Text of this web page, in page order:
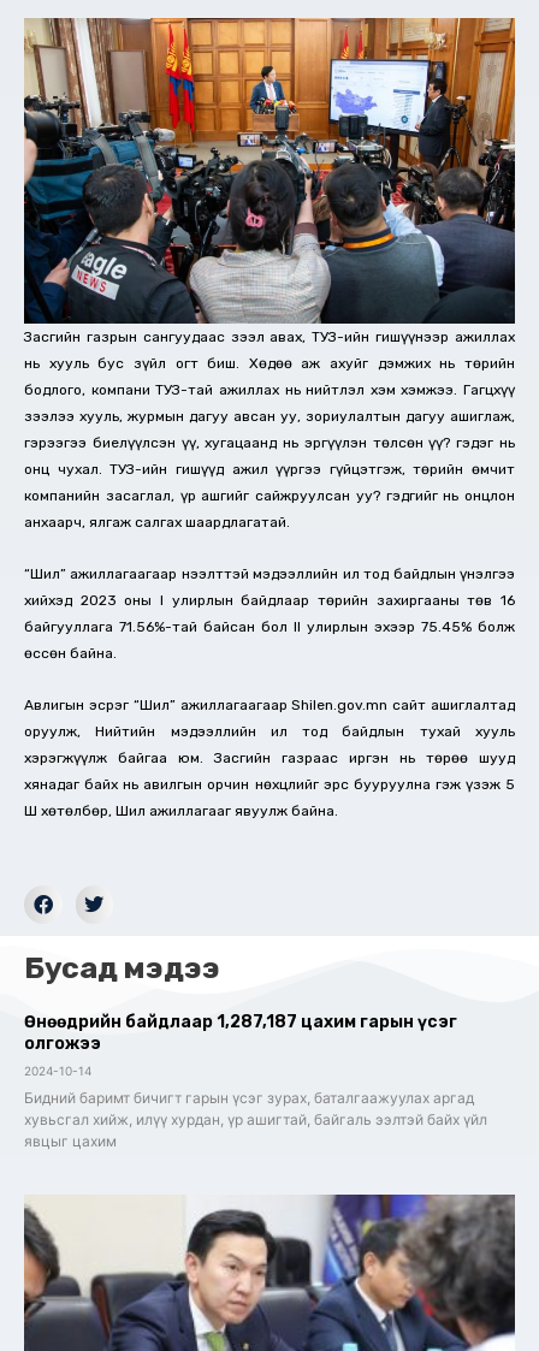
Засгийн газрын сангуудаас зээл авах, ТУЗ-ийн гишүүнээр ажиллах
нь хууль бус зүйл огт биш. Хөдөө аж ахуйг дэмжих нь төрийн
бодлого, компани ТУЗ-тай ажиллах нь нийтлэл хэм хэмжээ. Гагцхүү
зээлээ хууль, журмын дагуу авсан уу, зориулалтын дагуу ашиглаж,
гэрээгээ биелүүлсэн үү, хугацаанд нь эргүүлэн төлсөн үү? гэдэг нь
онц чухал. ТУЗ-ийн гишүүд ажил үүргээ гүйцэтгэж, төрийн өмчит
компанийн засаглал, үр ашгийг сайжруулсан уу? гэдгийг нь онцлон
анхаарч, ялгаж салгах шаардлагатай.
“Шил” ажиллагаагаар нээлттэй мэдээллийн ил тод байдлын үнэлгээ
хийхэд 2023 оны I улирлын байдлаар төрийн захиргааны төв 16
байгууллага 71.56%-тай байсан бол II улирлын эхээр 75.45% болж
өссөн байна.
Авлигын эсрэг “Шил” ажиллагаагаар Shilen.gov.mn сайт ашиглалтад
оруулж, Нийтийн мэдээллийн ил тод байдлын тухай хууль
хэрэгжүүлж байгаа юм. Засгийн газраас иргэн нь төрөө шууд
хянадаг байх нь авилгын орчин нөхцлийг эрс бууруулна гэж үзэж 5
Ш хөтөлбөр, Шил ажиллагааг явуулж байна.
Бусад мэдээ
Өнөөдрийн байдлаар 1,287,187 цахим гарын үсэг
олгожээ
2024-10-14
Бидний баримт бичигт гарын үсэг зурах, баталгаажуулах аргад
хувьсгал хийж, илүү хурдан, үр ашигтай, байгаль ээлтэй байх үйл
явцыг цахим